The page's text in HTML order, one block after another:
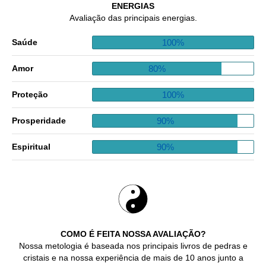
COMO É FEITA NOSSA AVALIAÇÃO?
Nossa metologia é baseada nos principais livros de pedras e
cristais e na nossa experiência de mais de 10 anos junto a
ENERGIAS
Avaliação das principais energias.
Saúde 100%
Amor 80%
Proteção 100%
Prosperidade 90%
Espiritual 90%